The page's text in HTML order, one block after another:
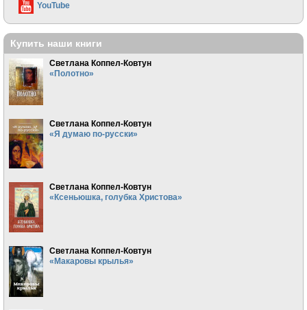
YouTube
Купить наши книги
Светлана Коппел-Ковтун
«Полотно»
Светлана Коппел-Ковтун
«Я думаю по-русски»
Светлана Коппел-Ковтун
«Ксеньюшка, голубка Христова»
Светлана Коппел-Ковтун
«Макаровы крылья»